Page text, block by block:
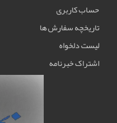
حساب کاربری
تاریخچه سفارش ها
لیست دلخواه
اشتراک خبرنامه